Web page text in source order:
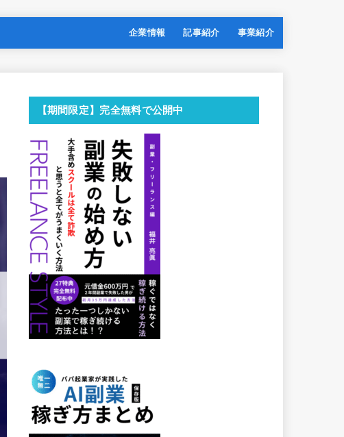
企業情報 記事紹介 事業紹介
【期間限定】完全無料で公開中